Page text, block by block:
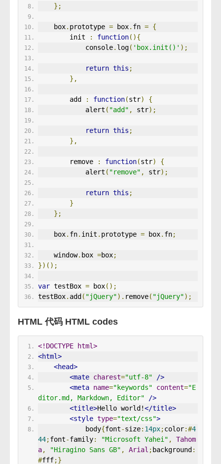
};
    box
. prototype = box. fn = {
        init
: function(){
            console
. log( 'box.init()' );
return this ;
},
        add
: function(str)
{
            alert
( "add" , str);
return this ;
},
        remove
: function(str)
{
            alert
( "remove" , str);
return this ;
}
};
    box
. fn. init . prototype = box. fn;
    window
. box =box;
})();
var testBox = box();
testBox. add ( "jQuery"). remove( "jQuery");
HTML 代码 HTML codes
<!DOCTYPE html>
<html>
<head>
<mate charest="utf-8"
/>
<meta name="keywords" content="E
ditor.md, Markdown, Editor"
/>
<title>Hello world!</title>
<style type="text/css">
            body
{font-size: 14px;color:#4
44;font-family: "Microsoft Yahei" ,
Tahom
a, "Hiragino Sans GB" , Arial ; background :
#fff;}